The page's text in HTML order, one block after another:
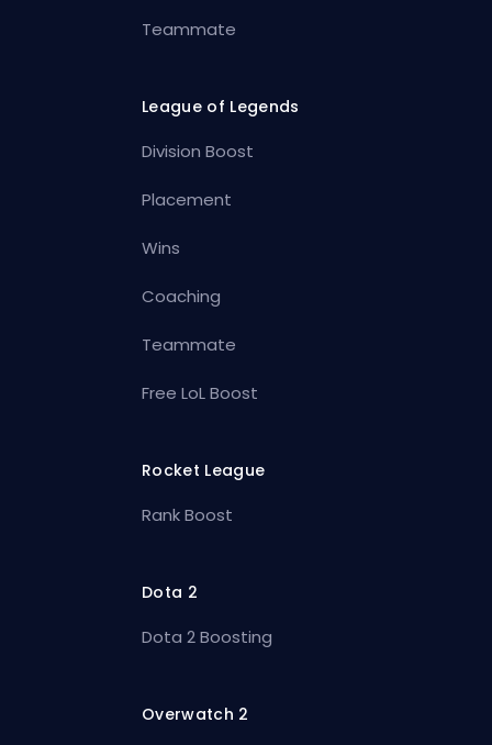
Teammate
League of Legends
Division Boost
Placement
Wins
Coaching
Teammate
Free LoL Boost
Rocket League
Rank Boost
Dota 2
Dota 2 Boosting
Overwatch 2